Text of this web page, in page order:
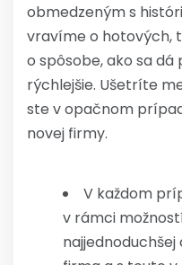
obmedzeným s
vravíme o hotových,
o spôsobe, ako sa
rýchlejšie. Ušetríte
ste v opačnom
novej firmy.
V každom
v rámci